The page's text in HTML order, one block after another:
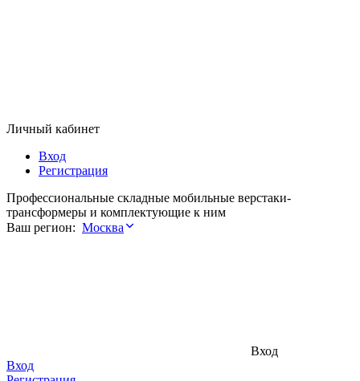
Личный кабинет
Вход
Регистрация
Профессиональные складные мобильные верстаки-
трансформеры и комплектующие к ним
Ваш регион: Москва
Вход
Вход